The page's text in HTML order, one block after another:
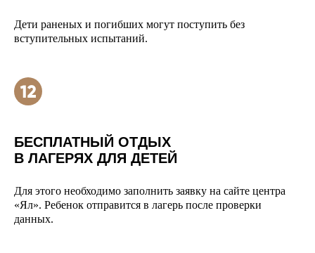
Дети раненых и погибших могут поступить без
вступительных испытаний.
БЕСПЛАТНЫЙ ОТДЫХ
В ЛАГЕРЯХ ДЛЯ ДЕТЕЙ
Для этого необходимо заполнить заявку на сайте центра
«Ял». Ребенок отправится в лагерь после проверки
данных.